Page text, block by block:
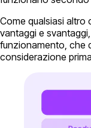
Come qualsiasi altro
vantaggi e
funzionamento, che
considerazione